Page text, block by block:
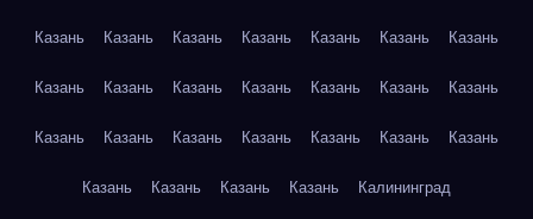
Казань Казань Казань Казань Казань Казань Казань
Казань Казань Казань Казань Казань Казань Казань
Казань Казань Казань Казань Казань Казань Казань
Казань Казань Казань Казань Калининград